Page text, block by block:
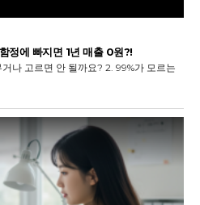
정에 빠지면 1년 매출 0원?!